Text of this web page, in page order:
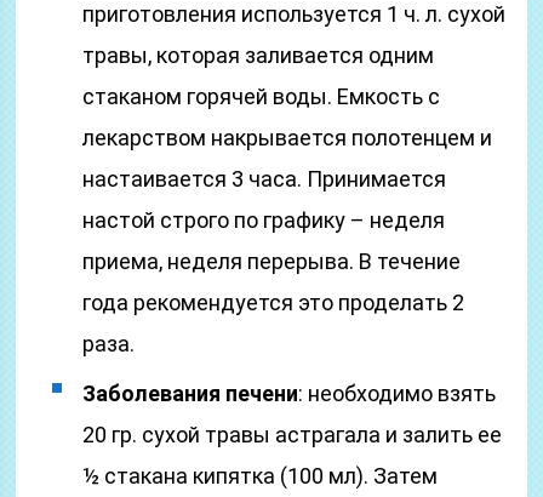
приготовления используется 1 ч. л. сухой
травы, которая заливается одним
стаканом горячей воды. Емкость с
лекарством накрывается полотенцем и
настаивается 3 часа. Принимается
настой строго по графику – неделя
приема, неделя перерыва. В течение
года рекомендуется это проделать 2
раза.
Заболевания печени: необходимо взять
20 гр. сухой травы астрагала и залить ее
½ стакана кипятка (100 мл). Затем